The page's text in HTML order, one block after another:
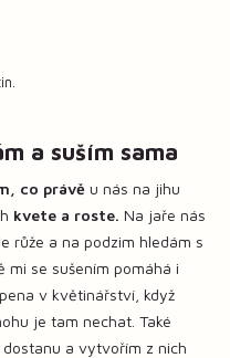
a suším sama
co právě u nás na jihu
kvete a roste. Na jaře nás
růže a na podzim hledám s
mi se sušením pomáhá i
v květinářství, když
je tam nechat. Také
a vytvořím z nich